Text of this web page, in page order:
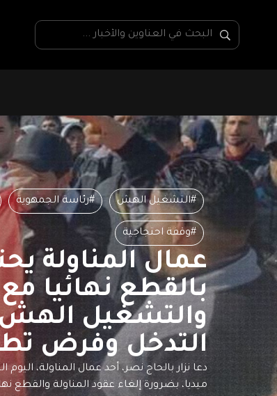
#التشغيل الهش #رئاسة الجمهوية
#وقفة احتجاجية
عمال المناولة
بالقطع نهائيا
والتشغيل
التدخل وفرض
ميديا، بضرورة إلغاء عقود المناولة والقطع